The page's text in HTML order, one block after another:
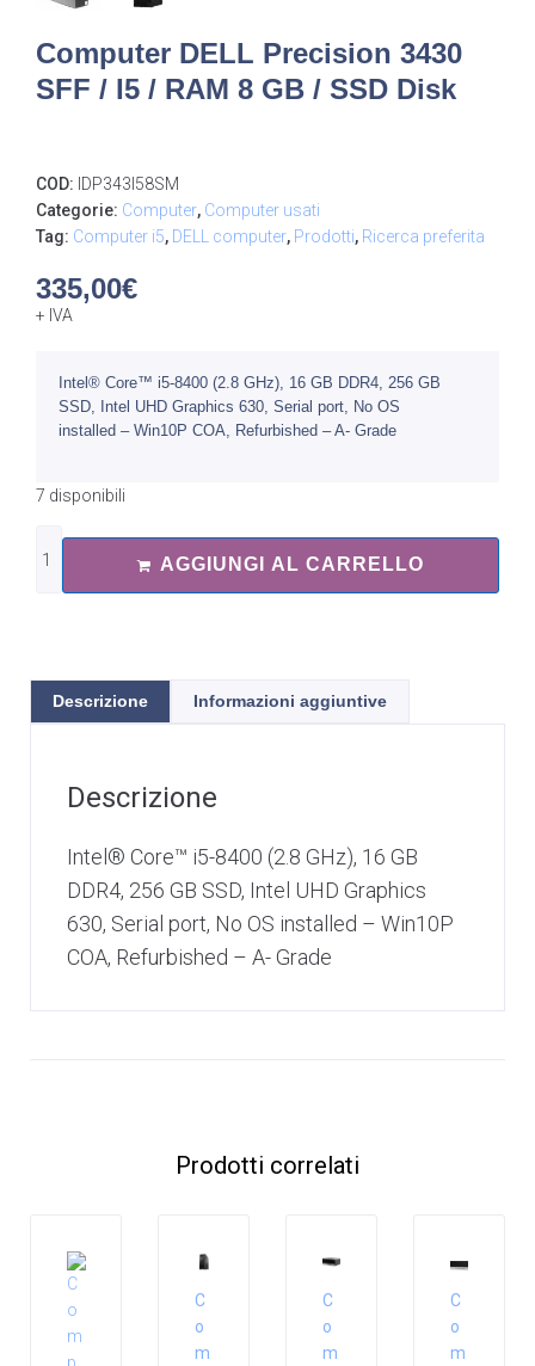
Computer DELL Precision 3430
SFF / I5 / RAM 8 GB / SSD Disk
COD: IDP343I58SM
Categorie: Computer, Computer usati
Tag: Computer i5, DELL computer, Prodotti, Ricerca preferita
335,00€
+ IVA
Intel® Core™ i5-8400 (2.8 GHz), 16 GB DDR4, 256 GB
SSD, Intel UHD Graphics 630, Serial port, No OS
installed – Win10P COA, Refurbished – A- Grade
7 disponibili
AGGIUNGI AL CARRELLO
Descrizione Informazioni aggiuntive
Descrizione
Intel® Core™ i5-8400 (2.8 GHz), 16 GB
DDR4, 256 GB SSD, Intel UHD Graphics
630, Serial port, No OS installed – Win10P
COA, Refurbished – A- Grade
Prodotti correlati
C
o
m
C
o
m
C
o
m